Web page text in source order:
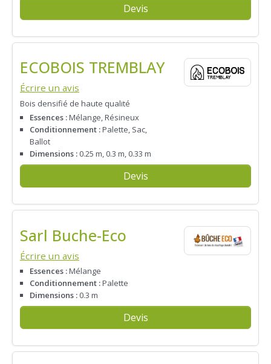
Devis
ECOBOIS TREMBLAY
Écrire un avis
Bois densifié de haute qualité
Essences :Mélange, Résineux
Conditionnement :Palette, Sac,
Ballot
Dimensions : 0.25 m, 0.3 m, 0.33 m
Devis
Sarl Buche-Eco
Écrire un avis
Essences :Mélange
Conditionnement :Palette
Dimensions : 0.3 m
Devis